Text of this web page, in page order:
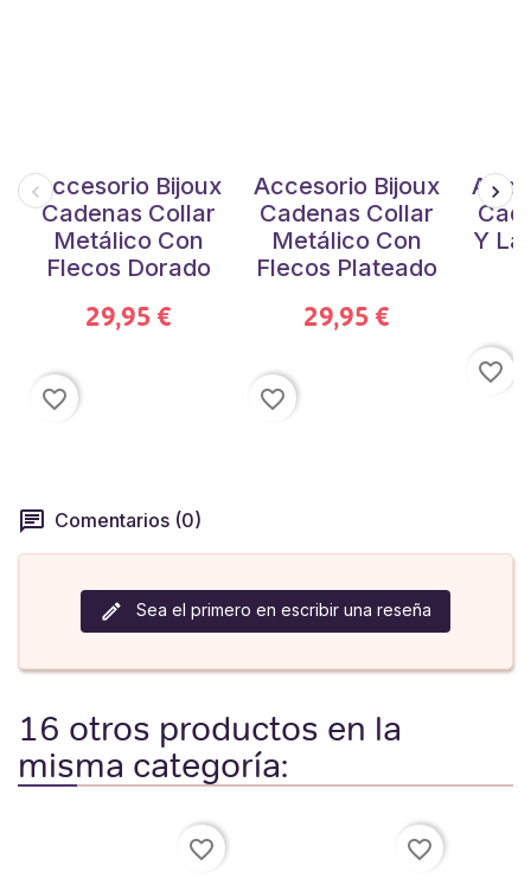
Accesorio Bijoux
Cadenas Collar
Metálico Con
Flecos Dorado
29,95 €
favorite_border
Accesorio Bijoux
Cadenas Collar
Metálico Con
Flecos Plateado
29,95 €
favorite_border
Y
favorite_border
Comentarios (0)
Sea el primero en escribir una reseña
16 otros productos en la
misma categoría:
favorite_border favorite_border